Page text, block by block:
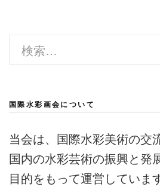
検
国際水彩画会について
当会は、国際水彩美術の交
国内の水彩芸術の振興と発
目的をもって運営していま